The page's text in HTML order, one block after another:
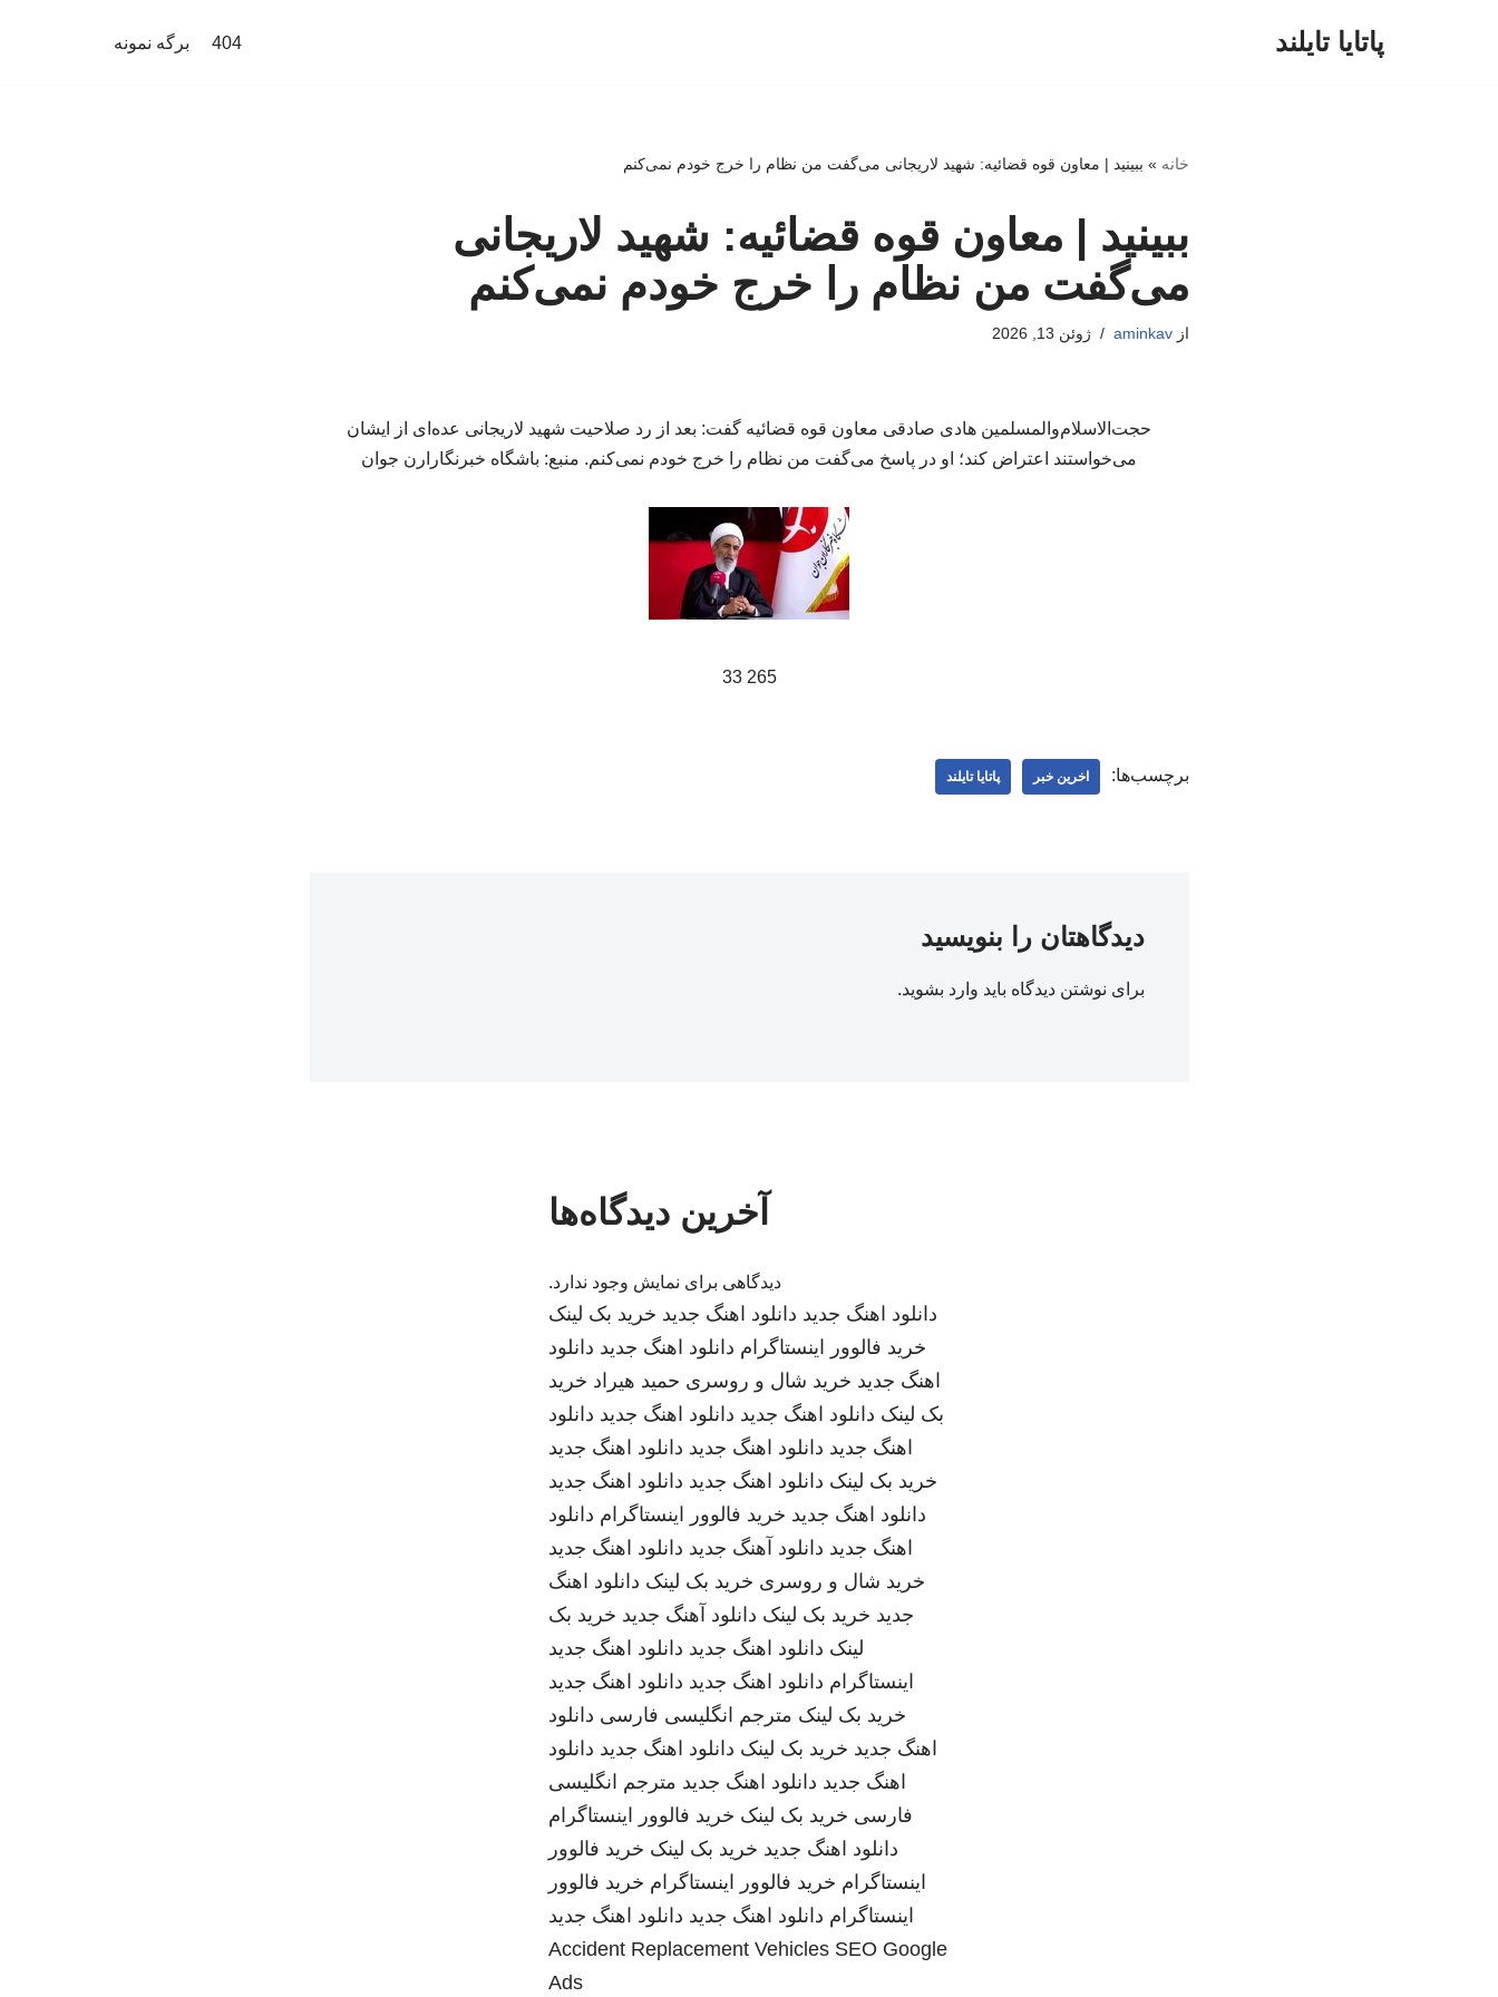
پاتایا تایلند 404 برگه نمونه
خانه » ببینید | معاون قوه قضائیه: شهید لاریجانی می‌گفت من نظام را خرج خودم نمی‌کنم
ببینید | معاون قوه قضائیه: شهید لاریجانی
می‌گفت من نظام را خرج خودم نمی‌کنم
ازaminkav ژوئن 13, 2026
حجت‌الاسلام‌والمسلمین هادی صادقی معاون قوه قضائیه گفت: بعد از رد صلاحیت شهید لاریجانی عده‌ای از ایشان
می‌خواستند اعتراض کند؛ او در پاسخ می‌گفت من نظام را خرج خودم نمی‌کنم. منبع: باشگاه خبرنگارارن جوان
265 33
برچسب‌ها: اخرین خبر پاتایا تایلند
دیدگاهتان را بنویسید
برای نوشتن دیدگاه باید وارد بشوید.
آخرین دیدگاه‌ها
دیدگاهی برای نمایش وجود ندارد.
دانلود اهنگ جدید دانلود اهنگ جدید خرید بک لینک
خرید فالوور اینستاگرام دانلود اهنگ جدید دانلود
اهنگ جدید خرید شال و روسری حمید هیراد خرید
بک لینک دانلود اهنگ جدید دانلود اهنگ جدید دانلود
اهنگ جدید دانلود اهنگ جدید دانلود اهنگ جدید
خرید بک لینک دانلود اهنگ جدید دانلود اهنگ جدید
دانلود اهنگ جدید خرید فالوور اینستاگرام دانلود
اهنگ جدید دانلود آهنگ جدید دانلود اهنگ جدید
خرید شال و روسری خرید بک لینک دانلود اهنگ
جدید خرید بک لینک دانلود آهنگ جدید خرید بک
لینک دانلود اهنگ جدید دانلود اهنگ جدید
اینستاگرام دانلود اهنگ جدید دانلود اهنگ جدید
خرید بک لینک مترجم انگلیسی فارسی دانلود
اهنگ جدید خرید بک لینک دانلود اهنگ جدید دانلود
اهنگ جدید دانلود اهنگ جدید مترجم انگلیسی
فارسی خرید بک لینک خرید فالوور اینستاگرام
دانلود اهنگ جدید خرید بک لینک خرید فالوور
اینستاگرام خرید فالوور اینستاگرام خرید فالوور
اینستاگرام دانلود اهنگ جدید دانلود اهنگ جدید
Accident Replacement Vehicles SEO Google
Ads